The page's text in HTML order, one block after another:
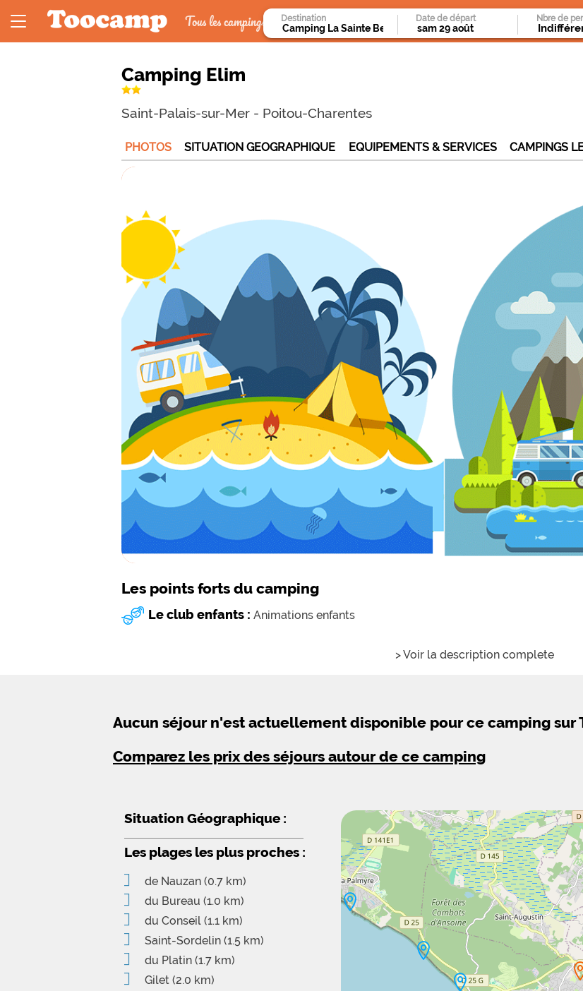
Tous les campings Destination Date de départ Nbre de
Camping Elim
Saint-Palais-sur-Mer - Poitou-Charentes
PHOTOS SITUATION GEOGRAPHIQUE EQUIPEMENTS & SERVICES CAMPINGS
Les points forts du camping
Le club enfants : Animations enfants
> Voir la description complete
Aucun séjour n'est actuellement disponible pour ce camping sur
Comparez les prix des séjours autour de ce camping
Situation Géographique :
Les plages les plus proches :
de Nauzan (0.7 km)
du Bureau (1.0 km)
du Conseil (1.1 km)
Saint-Sordelin (1.5 km)
du Platin (1.7 km)
Gilet (2.0 km)